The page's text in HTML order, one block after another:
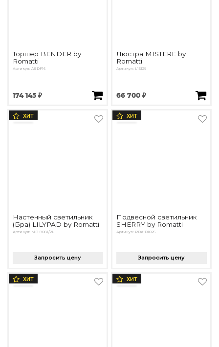
Торшер BENDER by
Romatti
Артикул: ASDF16
174 145 ₽
Люстра MISTERE by
Romatti
Артикул: L15129
66 700 ₽
ХИТ
Настенный светильник
(Бра) LILYPAD by Romatti
Артикул: MB-8081/2L
Запросить цену
ХИТ
Подвесной светильник
SHERRY by Romatti
Артикул: PDA-D1026
Запросить цену
ХИТ ХИТ